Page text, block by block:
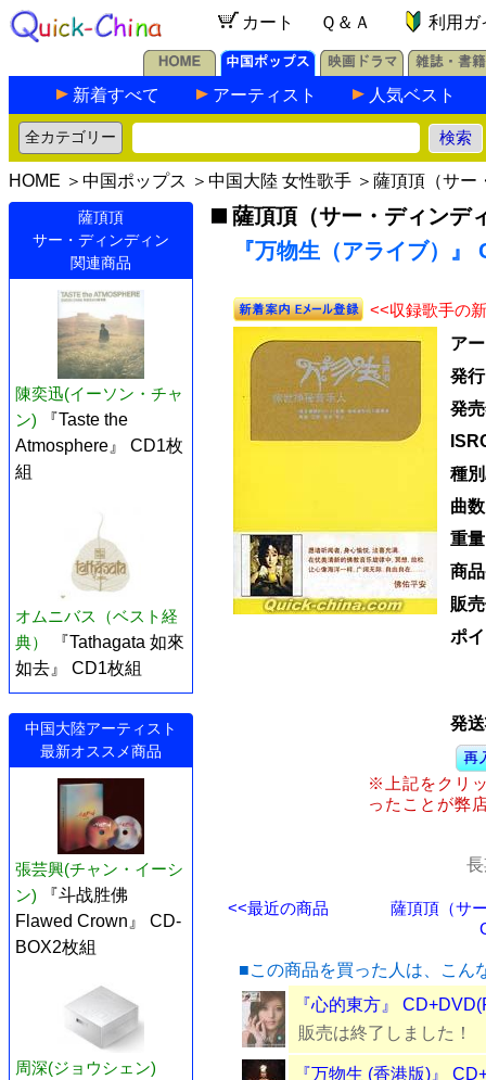
カート Ｑ＆Ａ 利用ガ
新着すべて アーティスト 人気ベスト
HOME ＞ 中国ポップス ＞ 中国大陸 女性歌手 ＞ 薩頂頂（サー
薩頂頂
サー・ディンディン
関連商品
陳奕迅(イーソン・チャ
ン)
『Taste the
Atmosphere』 CD1枚
組
オムニバス（ベスト経
典）
『Tathagata 如來
如去』 CD1枚組
中国大陸アーティスト
最新オススメ商品
張芸興(チャン・イーシ
ン)
『斗战胜佛
Flawed Crown』 CD-
BOX2枚組
周深(ジョウシェン)
薩頂頂（サー・ディンデ
『万物生（アライブ）』
<<収録歌手の
ア
発
発
種
曲数
重量
商
販
ポ
発
※上記をクリ
ったことが弊
<<最近の商品
薩頂頂（サ
■この商品を買った人は、こん
『心的東方』
販売は終了しました！
『万物生 (香港版)』